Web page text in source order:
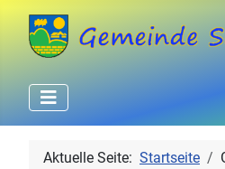
Aktuelle Seite: Startseite